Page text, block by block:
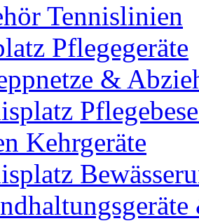
Tennislinien
Pflegegeräte
&
Kehrgeräte